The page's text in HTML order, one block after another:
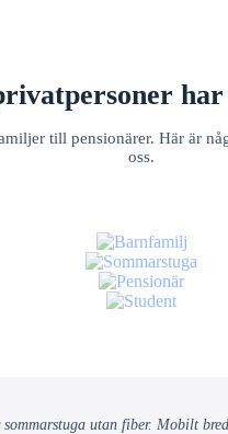
till pensionärer. Här är
oss.
utan fiber. Mobilt